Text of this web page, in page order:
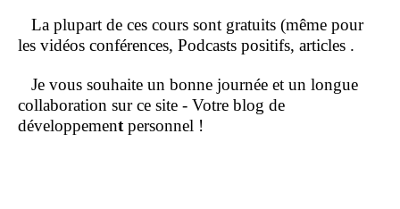
La plupart de ces cours sont gratuits (même pour
les vidéos conférences, Podcasts positifs, articles .
Je vous souhaite un bonne journée et un longue
collaboration sur ce site - Votre blog de
développementpersonnel !